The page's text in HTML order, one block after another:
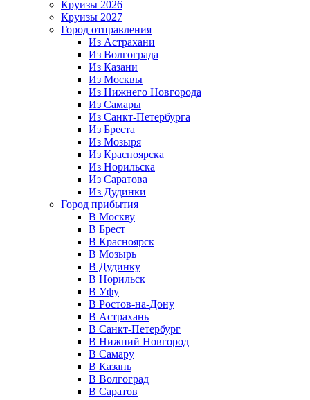
Круизы 2026
Круизы 2027
Город отправления
Из Астрахани
Из Волгограда
Из Казани
Из Москвы
Из Нижнего Новгорода
Из Самары
Из Санкт-Петербурга
Из Бреста
Из Мозыря
Из Красноярска
Из Норильска
Из Саратова
Из Дудинки
Город прибытия
В Москву
В Брест
В Красноярск
В Мозырь
В Дудинку
В Норильск
В Уфу
В Ростов-на-Дону
В Астрахань
В Санкт-Петербург
В Нижний Новгород
В Самару
В Казань
В Волгоград
В Саратов